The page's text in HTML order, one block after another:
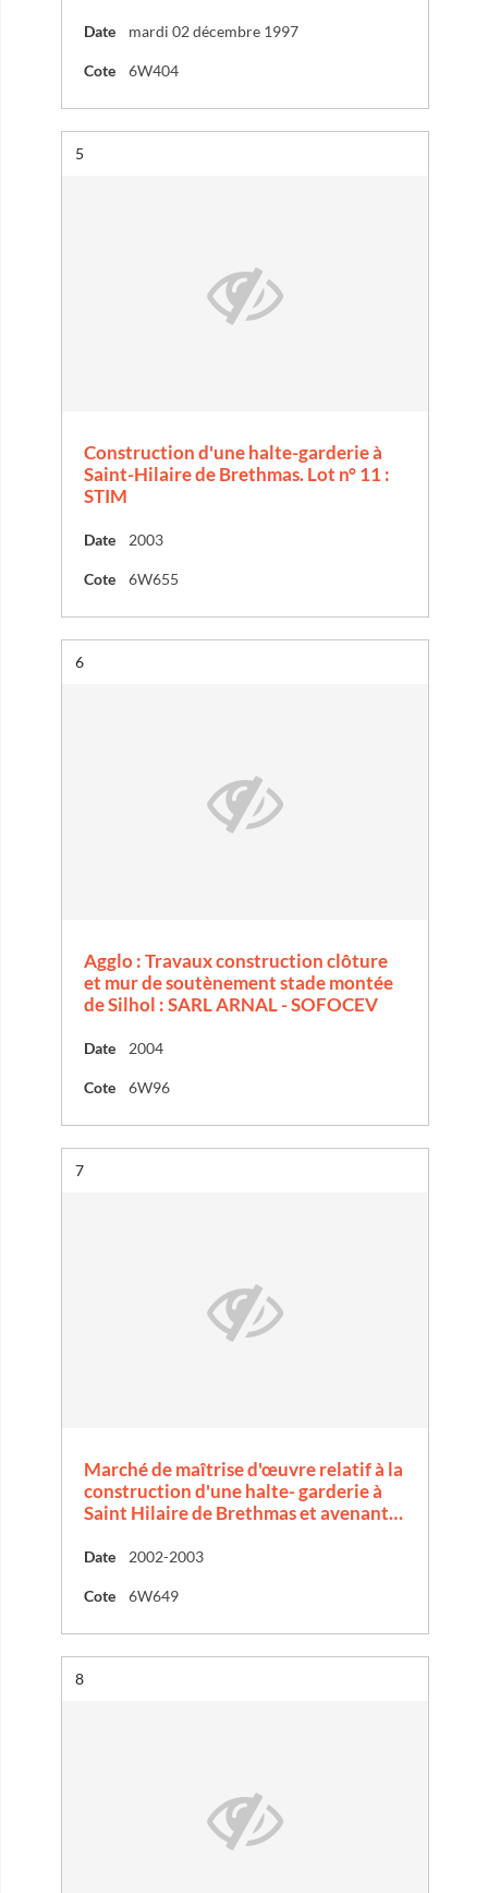
Date mardi 02 décembre 1997
Cote 6W404
Résultat n°
5
Construction d'une halte-garderie à
Saint-Hilaire de Brethmas. Lot n° 11 :
STIM
Date 2003
Cote 6W655
Résultat n°
6
Agglo : Travaux construction clôture
et mur de soutènement stade montée
de Silhol : SARL ARNAL - SOFOCEV
Date 2004
Cote 6W96
Résultat n°
7
Marché de maîtrise d'œuvre relatif à la
construction d'une halte- garderie à
Saint Hilaire de Brethmas et avenant…
Date 2002-2003
Cote 6W649
Résultat n°
8